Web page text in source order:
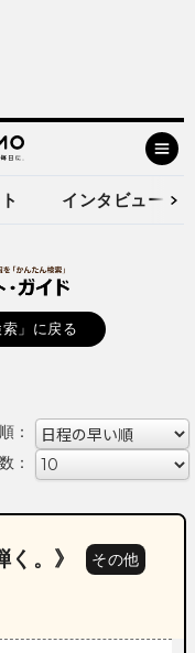
インタビュー
」に戻る
：
：
。》 その他